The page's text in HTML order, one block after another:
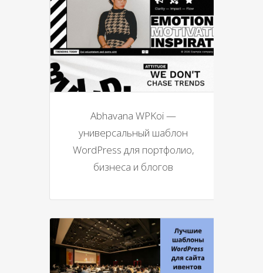
Abhavana WPKoi —
универсальный шаблон
WordPress для портфолио,
бизнеса и блогов